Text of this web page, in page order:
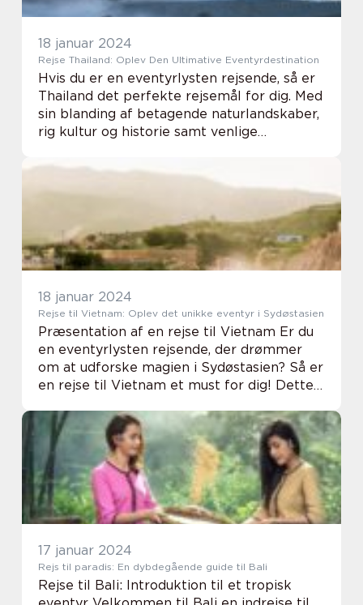
18 januar 2024
Rejse Thailand: Oplev Den Ultimative Eventyrdestination
Hvis du er en eventyrlysten rejsende, så er
Thailand det perfekte rejsemål for dig. Med
sin blanding af betagende naturlandskaber,
rig kultur og historie samt venlige
rejseoplevelse i særklasse. I denne artikel
18 januar 2024
Rejse til Vietnam: Oplev det unikke eventyr i Sydøstasien
Præsentation af en rejse til Vietnam Er du
en eventyrlysten rejsende, der drømmer
om at udforske magien i Sydøstasien? Så er
en rejse til Vietnam et must for dig! Dette
og betagende naturscenerier, der vi...
17 januar 2024
Rejs til paradis: En dybdegående guide til Bali
Rejse til Bali: Introduktion til et tropisk